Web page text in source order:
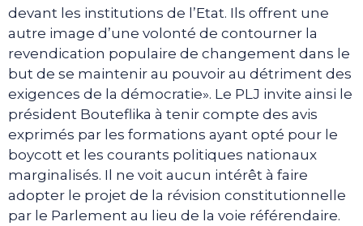
devant les institutions de l’Etat. Ils offrent une
autre image d’une volonté de contourner la
revendication populaire de changement dans le
but de se maintenir au pouvoir au détriment des
exigences de la démocratie». Le PLJ invite ainsi le
président Bouteflika à tenir compte des avis
exprimés par les formations ayant opté pour le
boycott et les courants politiques nationaux
marginalisés. Il ne voit aucun intérêt à faire
adopter le projet de la révision constitutionnelle
par le Parlement au lieu de la voie référendaire.